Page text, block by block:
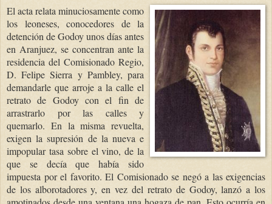
El acta relata minuciosamente como
los leoneses, conocedores de la
detención de Godoy unos días antes
en Aranjuez, se concentran ante la
residencia del Comisionado Regio,
D. Felipe Sierra y Pambley, para
demandarle que arroje a la calle el
retrato de Godoy con el fin de
arrastrarlo por las calles y
quemarlo. En la misma revuelta,
exigen la supresión de la nueva e
impopular tasa sobre el vino, de la
que se decía que había sido
impuesta por el favorito. El Comisionado se negó a las exigencias
de los alborotadores y, en vez del retrato de Godoy, lanzó a los